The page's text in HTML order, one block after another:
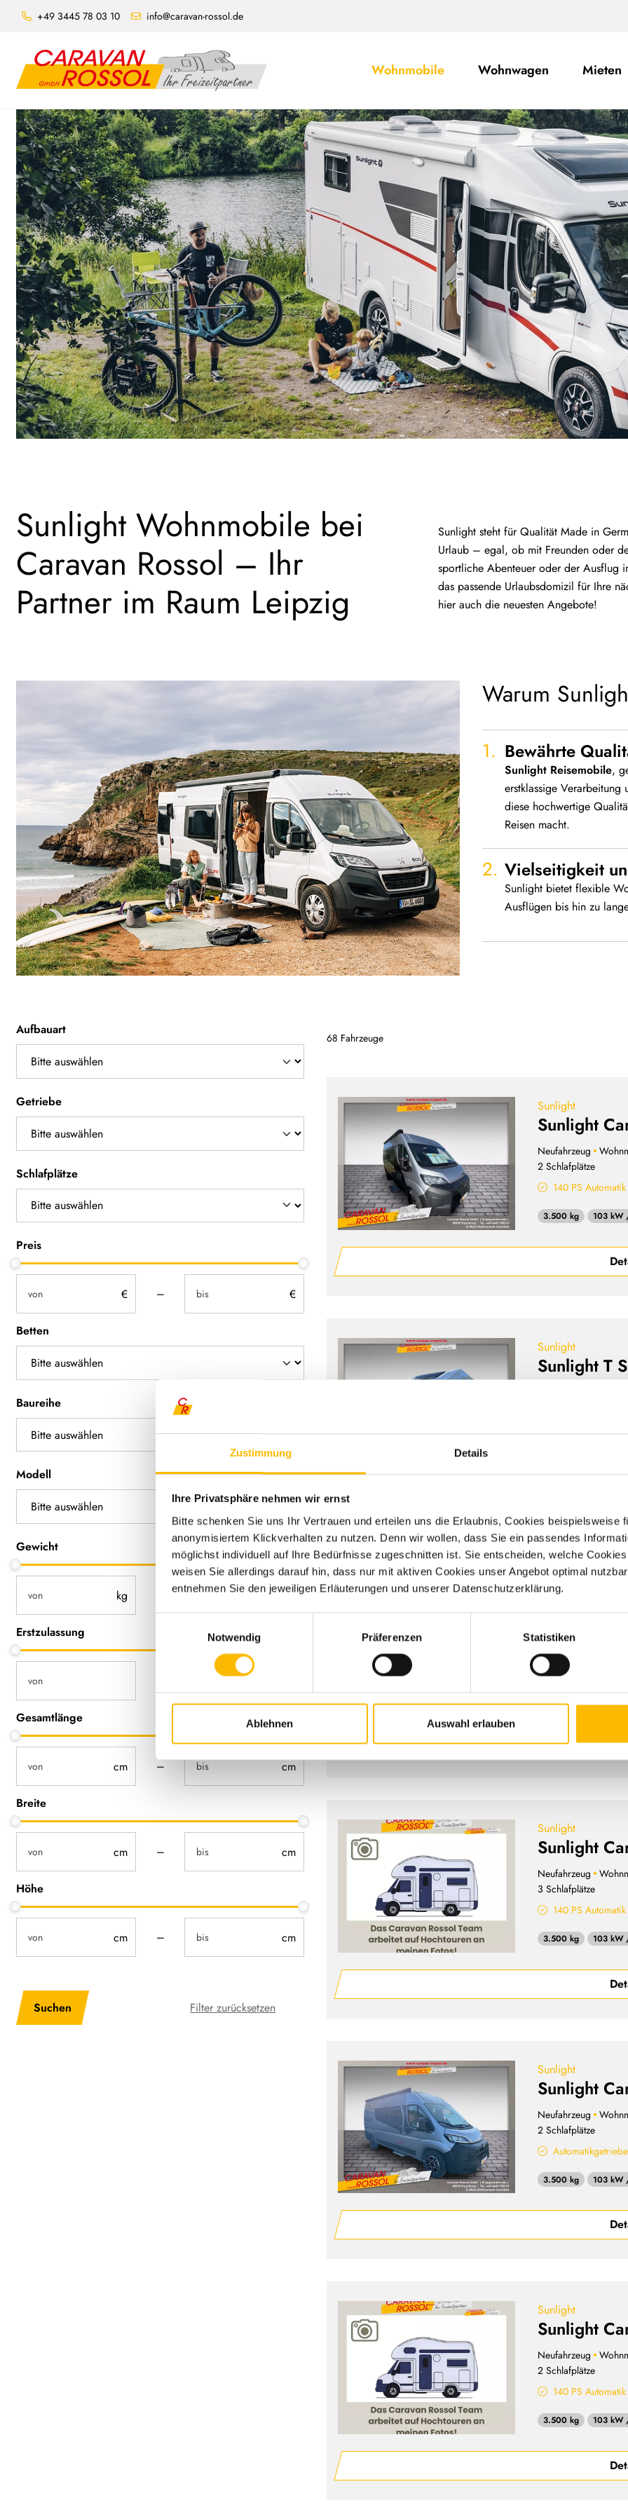
Zustimmung Details
Ihre Privatsphäre nehmen wir ernst
Bitte schenken Sie uns Ihr Vertrauen und erteilen uns die Erlaubnis, Cookies beispielsweise
anonymisiertem Klickverhalten zu nutzen. Denn wir wollen, dass Sie ein passendes
möglichst individuell auf Ihre Bedürfnisse zugeschnitten ist. Sie entscheiden, welche
weisen Sie allerdings darauf hin, dass nur mit aktiven Cookies unser Angebot optimal
entnehmen Sie den jeweiligen Erläuterungen und unserer Datenschutzerklärung.
Notwendig
Präferenzen Statistiken
Ablehnen Auswahl erlauben
+49 3445 78 03 10 info@caravan-rossol.de
Wohnmobile Wohnwagen Mieten
Sunlight Wohnmobile bei
Caravan Rossol – Ihr
Partner im Raum Leipzig
Sunlight steht für Qualität Made in
Urlaub – egal, ob mit Freunden oder
sportliche Abenteuer oder der Ausflug
das passende Urlaubsdomizil für Ihre
hier auch die neuesten Angebote!
Warum
Bewährte
Sunlight Reisemobile,
erstklassige Verarbeitung
diese hochwertige
Reisen macht.
Vielseitigkeit
Sunlight bietet flexible
Ausflügen bis hin zu
Aufbauart
Getriebe
Schlafplätze
Preis
–
Betten
Baureihe
Modell
Gewicht
not-visible
Erstzulassung
not-visible
Gesamtlänge
–
Breite
–
Höhe
–
Filter zurücksetzen
68 Fahrzeuge
Sunlight
Sunlight
Neufahrzeug
2 Schlafplätze
140 PS Automatik
3.500 kg 103 kW
Sunlight
Sunlight T
103
Sunlight
Sunlight
Neufahrzeug
Rahmenfenster
Sunlight
Sunlight
Neufahrzeug
3 Schlafplätze
140 PS Automatik
3.500 kg 103 kW
Sunlight
Sunlight
Neufahrzeug
2 Schlafplätze
Automatikgetriebe
3.500 kg 103 kW
Sunlight
Sunlight
Neufahrzeug
2 Schlafplätze
140 PS Automatik
3.500 kg 103 kW